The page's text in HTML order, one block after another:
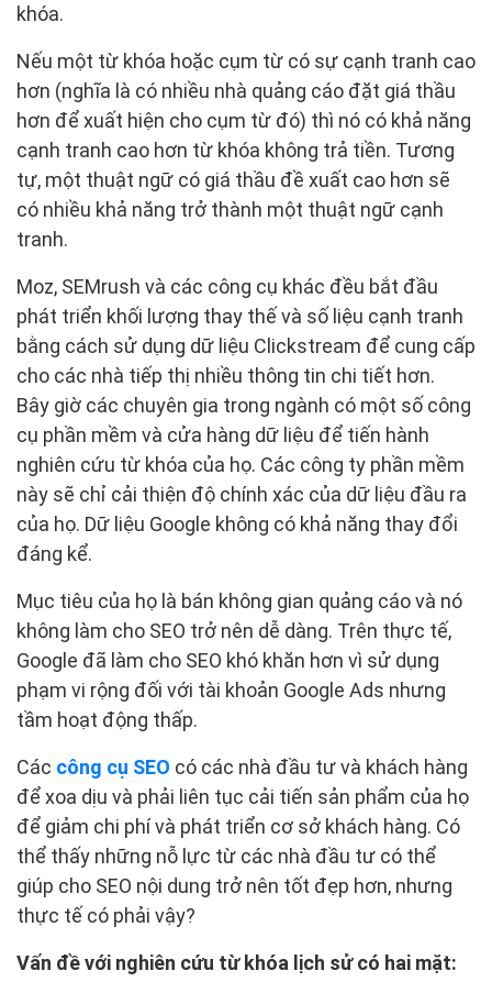
khóa.
Nếu một từ khóa hoặc cụm từ có sự cạnh tranh cao
hơn (nghĩa là có nhiều nhà quảng cáo đặt giá thầu
hơn để xuất hiện cho cụm từ đó) thì nó có khả năng
cạnh tranh cao hơn từ khóa không trả tiền. Tương
tự, một thuật ngữ có giá thầu đề xuất cao hơn sẽ
có nhiều khả năng trở thành một thuật ngữ cạnh
tranh.
Moz, SEMrush và các công cụ khác đều bắt đầu
phát triển khối lượng thay thế và số liệu cạnh tranh
bằng cách sử dụng dữ liệu Clickstream để cung cấp
cho các nhà tiếp thị nhiều thông tin chi tiết hơn.
Bây giờ các chuyên gia trong ngành có một số công
cụ phần mềm và cửa hàng dữ liệu để tiến hành
nghiên cứu từ khóa của họ. Các công ty phần mềm
này sẽ chỉ cải thiện độ chính xác của dữ liệu đầu ra
của họ. Dữ liệu Google không có khả năng thay đổi
đáng kể.
Mục tiêu của họ là bán không gian quảng cáo và nó
không làm cho SEO trở nên dễ dàng. Trên thực tế,
Google đã làm cho SEO khó khăn hơn vì sử dụng
phạm vi rộng đối với tài khoản Google Ads nhưng
tầm hoạt động thấp.
Các công cụ SEO có các nhà đầu tư và khách hàng
để xoa dịu và phải liên tục cải tiến sản phẩm của họ
để giảm chi phí và phát triển cơ sở khách hàng. Có
thể thấy những nỗ lực từ các nhà đầu tư có thể
giúp cho SEO nội dung trở nên tốt đẹp hơn, nhưng
thực tế có phải vậy?
Vấn đề với nghiên cứu từ khóa lịch sử có hai mặt: